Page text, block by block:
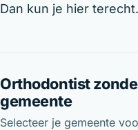
Dan kun je hier terecht.
Orthodontist
gemeente
Selecteer je gemeente